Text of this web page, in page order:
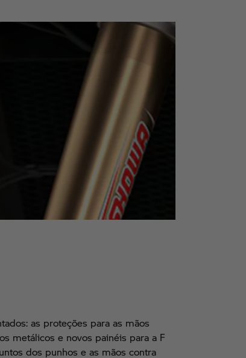
as proteções para as mãos
metálicos e novos painéis para a F
dos punhos e as mãos contra